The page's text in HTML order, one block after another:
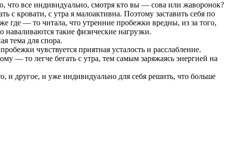
что все индивидуально, смотря кто вы — сова или жаворонок?
с кровати, с утра я малоактивна. Поэтому заставить себя по
где — то читала, что утренние пробежки вредны, из за того,
наваливаются такие физические нагрузки.
тема для спора.
чувствуется приятная усталость и расслабление.
— то легче бегать с утра, тем самым заряжаясь энергией на
и другое, и уже индивидуально для себя решить, что больше